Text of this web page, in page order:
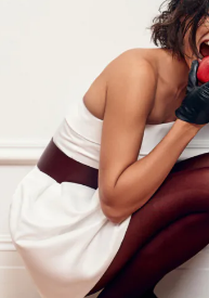
VERESK LABEL